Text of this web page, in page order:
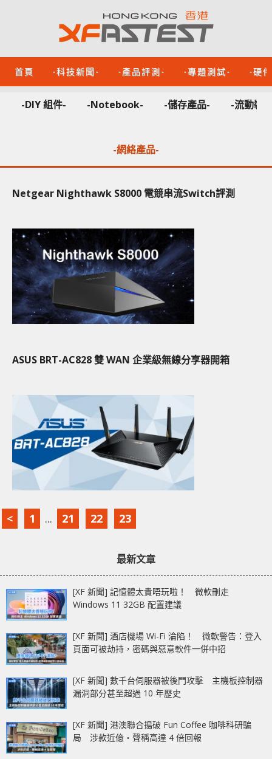
首頁 -科技新聞- -產品評測- -專題測試- -硬
-DIY 組件- -Notebook- -儲存產品- -流動裝
-網絡產品-
Netgear Nighthawk S8000 電競串流Switch評測
ASUS BRT-AC828 雙 WAN 企業級無線分享器開箱
< 1 ... 21 22 23
最新文章
[XF 新聞] 記憶體太貴唔玩啦！ 微軟刪走
Windows 11 32GB 配置建議
[XF 新聞] 酒店機場 Wi-Fi 淪陷！ 微軟警告：登入
頁面可被劫持，密碼與惡意軟件一併中招
[XF 新聞] 數千台伺服器被後門攻擊 主機板控制器
漏洞部分甚至超過 10 年歷史
[XF 新聞] 港澳聯合搗破 Fun Coffee 咖啡科研騙
局 涉款近億‧聲稱高達 4 倍回報